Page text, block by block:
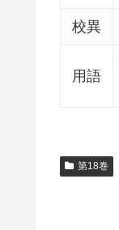
校異
用語
第18巻